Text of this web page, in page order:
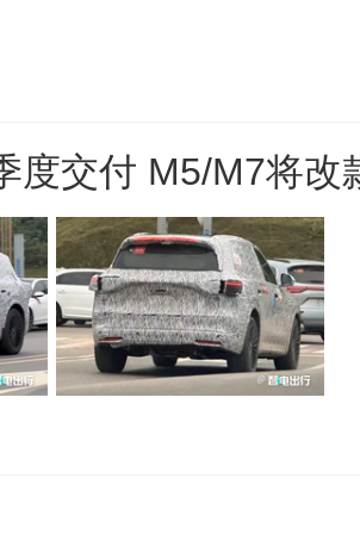
度交付 M5/M7将改